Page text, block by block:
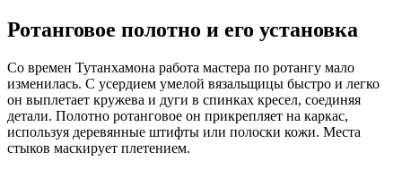
Ротанговое полотно и его установка
Со времен Тутанхамона работа мастера по ротангу мало
изменилась. С усердием умелой вязальщицы быстро и легко
он выплетает кружева и дуги в спинках кресел, соединяя
детали. Полотно ротанговое он прикрепляет на каркас,
используя деревянные штифты или полоски кожи. Места
стыков маскирует плетением.